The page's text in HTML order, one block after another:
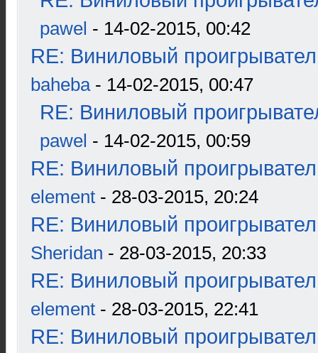
pawel - 14-02-2015, 00:42
RE: Виниловый
baheba- 14-02-2015, 00:47
RE: Виниловый
pawel - 14-02-2015, 00:59
RE: Виниловый
element - 28-03-2015, 20:24
RE: Виниловый
Sheridan - 28-03-2015, 20:33
RE: Виниловый
element - 28-03-2015, 22:41
RE: Виниловый